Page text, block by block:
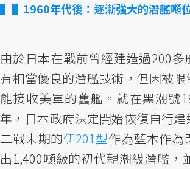
▌1960年代後：逐漸強大的潛艦噸
由於日本在戰前曾經建造過200多
有相當優良的潛艦技術，但因被
能接收美軍的舊艦。就在黑潮號
年，日本政府決定開始恢復自行
二戰末期的伊201型作為藍本作為
出1,400噸級的初代親潮級潛艦，